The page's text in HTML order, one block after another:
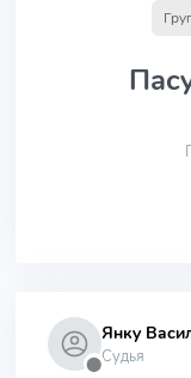
⬤
Янку
Судья